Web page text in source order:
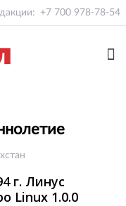
+7 700 978-78-54
г. Линус
Linux 1.0.0